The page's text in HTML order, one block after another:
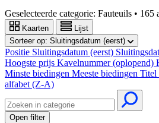
Geselecteerde categorie: Fauteuils • 165
Kaarten
Lijst
Sorteer op: Sluitingsdatum (eerst)
Positie Sluitingsdatum (eerst)
Hoogste prijs Kavelnummer (oplopend)
Minste biedingen Meeste biedingen Titel
alfabet (Z-A)
Open filter